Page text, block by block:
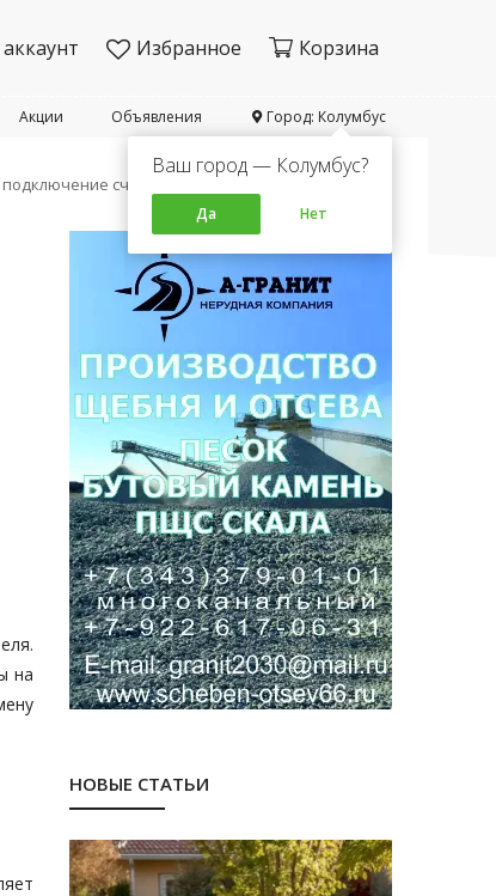
Избранное Корзина
Город: Колумбус
Ваш город — Колумбус?
Да Нет
Объявления
Акции
счетчиков в квартире
на
НОВЫЕ СТАТЬИ